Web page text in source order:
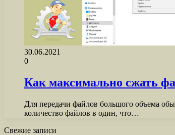
30.06.2021
0
Как максимально сжать
Для передачи файлов большого объема
количество файлов в один, что…
Свежие записи